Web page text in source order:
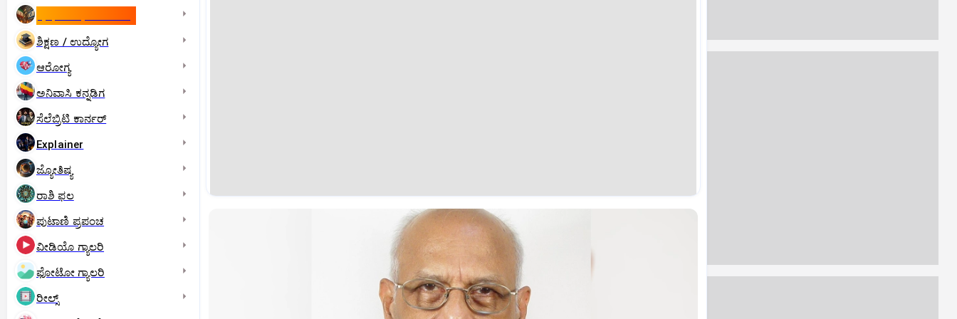
ಶಿಕ್ಷಣ / ಉದ್ಯೋಗ
ಆರೋಗ್ಯ
ಅನಿವಾಸಿ ಕನ್ನಡಿಗ
ಸೆಲೆಬ್ರಿಟಿ ಕಾರ್ನರ್‌
Explainer
ಜ್ಯೋತಿಷ್ಯ
ರಾಶಿ ಫಲ
ಪುಟಾಣಿ ಪ್ರಪಂಚ
ವೀಡಿಯೊ ಗ್ಯಾಲರಿ
ಫೋಟೋ ಗ್ಯಾಲರಿ
ರೀಲ್ಸ್